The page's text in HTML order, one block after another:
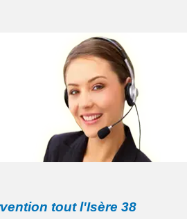
tout l'Isère 38